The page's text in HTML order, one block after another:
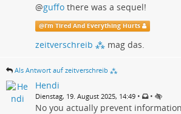
@guffo there was a sequel!
@I’m Tired And Everything Hurts
zeitverschreib ⁂ mag das.
Als Antwort auf zeitverschreib ⁂
Hendi
Dienstag, 19. August 2025, 14:49 • •
No you actually prevent